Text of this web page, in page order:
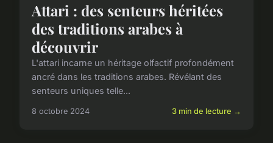
Attari : des senteurs héritées
des traditions arabes à
découvrir
L'attari incarne un héritage olfactif profondément
ancré dans les traditions arabes. Révélant des
senteurs uniques telle...
8 octobre 2024 3 min de lecture →